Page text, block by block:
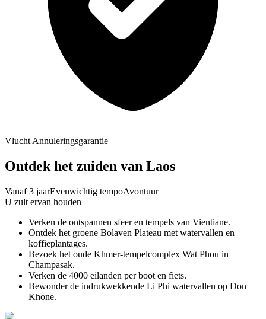
Vlucht Annuleringsgarantie
Ontdek het zuiden van Laos
Vanaf 3 jaarEvenwichtig tempoAvontuur
U zult ervan houden
Verken de ontspannen sfeer en tempels van Vientiane.
Ontdek het groene Bolaven Plateau met watervallen en
koffieplantages.
Bezoek het oude Khmer-tempelcomplex Wat Phou in
Champasak.
Verken de 4000 eilanden per boot en fiets.
Bewonder de indrukwekkende Li Phi watervallen op Don
Khone.